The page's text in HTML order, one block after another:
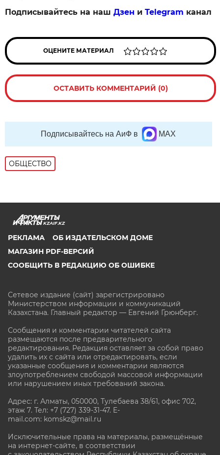
Подписывайтесь на нашДзен иTelegram канал
ОЦЕНИТЕ МАТЕРИАЛ
ОСТАВИТЬ КОММЕНТАРИЙ (0)
Подписывайтесь на АиФ в MAX
ОБЩЕСТВО
KZAIF.KZ
РЕКЛАМА
ОБ ИЗДАТЕЛЬСКОМ ДОМЕ
МАГАЗИН PDF-ВЕРСИЙ
СООБЩИТЬ В РЕДАКЦИЮ ОБ ОШИБКЕ
Сетевое издание (сайт) зарегистрировано
Министерством информации и коммуникаций
Казахстана. Главный редактор — Евгений Грюнберг.
Сообщения и комментарии читателей сайта
размещаются после предварительного
редактирования. Редакция оставляет за собой право
удалить их с сайта или отредактировать, если
указанные сообщения и комментарии являются
злоупотреблением свободой массовой информации
или нарушением иных требований закона.
Адрес: г. Алматы, 050000, Тулебаева 38/61, офис 702,
этаж 7. Тел: +7 (727) 339-31-47. E-
mail.com: komskz@mail.ru
Исключительные права на материалы, размещённые
на интернет-сайте, в соответствии